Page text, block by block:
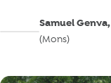
Samuel Genva,
(Mons)